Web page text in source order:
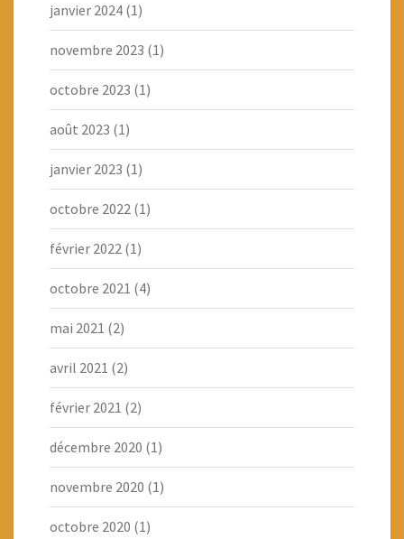
janvier 2024 (1)
novembre 2023 (1)
octobre 2023 (1)
août 2023 (1)
janvier 2023 (1)
octobre 2022 (1)
février 2022 (1)
octobre 2021 (4)
mai 2021 (2)
avril 2021 (2)
février 2021 (2)
décembre 2020 (1)
novembre 2020 (1)
octobre 2020 (1)